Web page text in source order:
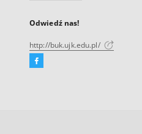
Odwiedź nas!
http://buk.ujk.edu.pl/
Facebook